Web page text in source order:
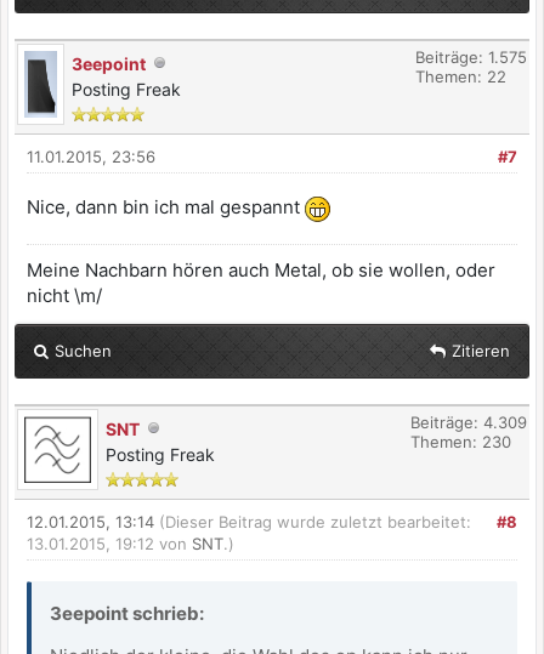
3eepoint
Posting Freak
Beiträge: 1.575
Themen: 22
#7
11.01.2015, 23:56
Nice, dann bin ich mal gespannt
Meine Nachbarn hören auch Metal, ob sie wollen, oder
nicht \m/
Suchen Zitieren
SNT
Posting Freak
Beiträge: 4.309
Themen: 230
#8
12.01.2015, 13:14 (Dieser Beitrag wurde zuletzt bearbeitet:
13.01.2015, 19:12 von SNT.)
3eepoint schrieb: